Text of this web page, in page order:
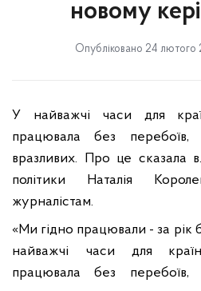
новому
Опубліковано 24 лютого
У найважчі часи для
працювала без перебоїв,
вразливих. Про це сказала
політики Наталія
журналістам.
«Ми гідно працювали - за рік
найважчі часи для
працювала без перебоїв,